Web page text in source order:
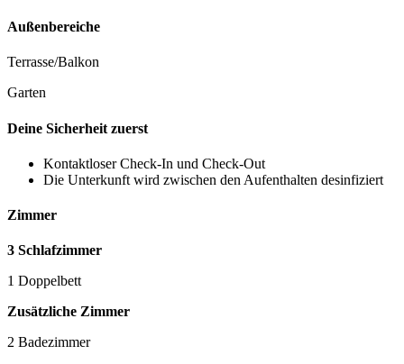
Außenbereiche
Terrasse/Balkon
Garten
Deine Sicherheit zuerst
Kontaktloser Check-In und Check-Out
Die Unterkunft wird zwischen den Aufenthalten desinfiziert
Zimmer
3 Schlafzimmer
1 Doppelbett
Zusätzliche Zimmer
2 Badezimmer